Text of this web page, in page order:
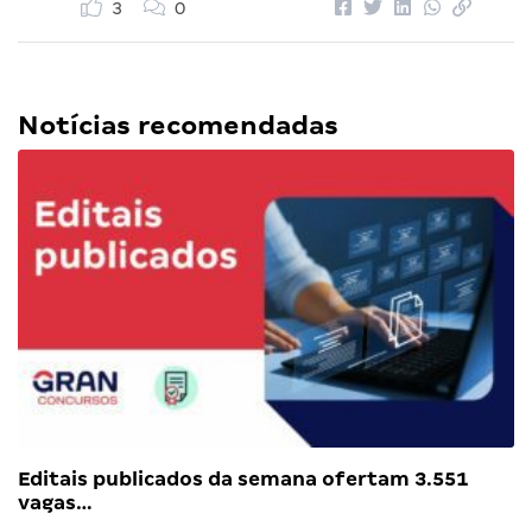
3 0
Notícias recomendadas
Editais publicados da semana ofertam 3.551
vagas…